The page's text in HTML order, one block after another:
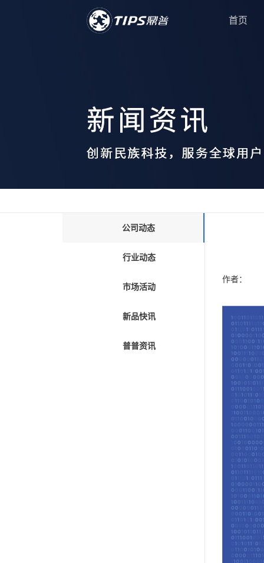
首页
公司动态
行业动态
市场活动
新品快讯
普普资讯
作者：